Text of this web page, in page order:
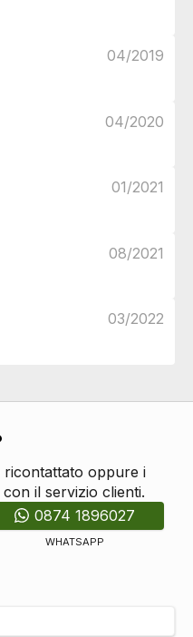
DI SERIE
DI SERIE
04/2019
04/2020
01/2021
08/2021
03/2022
ricontattato oppure i
il servizio clienti.
0874 1896027
WHATSAPP